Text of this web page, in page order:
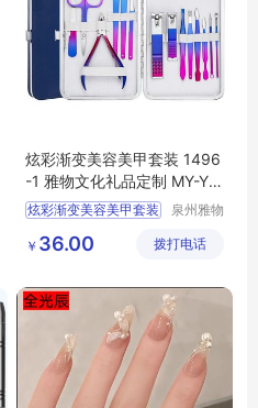
炫彩渐变美容美甲套装 1496
-1 雅物文化礼品定制 MY-YH
GM-L5-04
炫彩渐变美容美甲套装
礼品定制 MY
YHGM
泉州雅物
公司
￥ 36.00 拨打电话